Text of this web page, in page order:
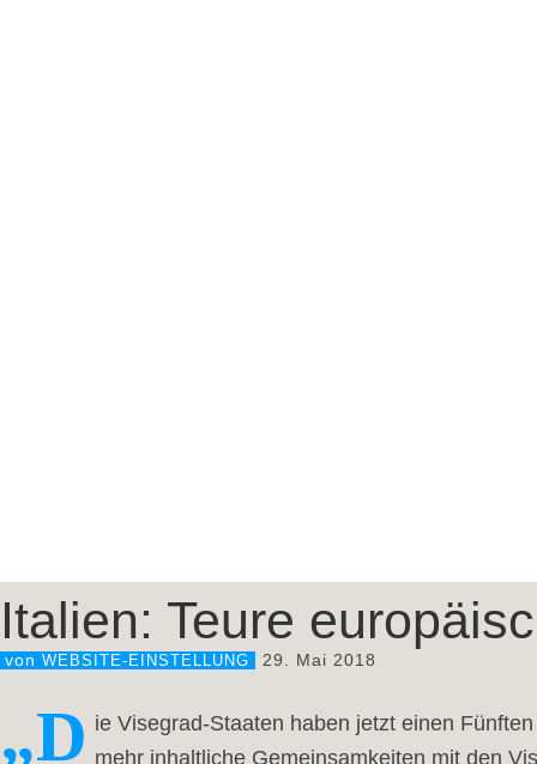
Italien: Teure
von WEBSITE-EINSTELLUNG 29. Mai 2018
„D ie Visegrad-Staaten haben jetzt einen
mehr inhaltliche Gemeinsamkeiten mit den